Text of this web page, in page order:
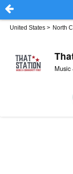
United States > North
Music